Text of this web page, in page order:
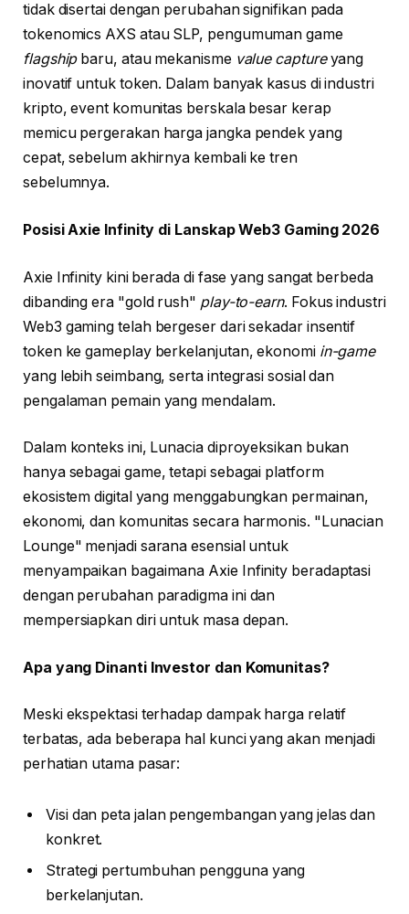
tidak disertai dengan perubahan signifikan pada
tokenomics AXS atau SLP, pengumuman game
flagshipbaru, atau mekanisme value captureyang
inovatif untuk token. Dalam banyak kasus di industri
kripto, event komunitas berskala besar kerap
memicu pergerakan harga jangka pendek yang
cepat, sebelum akhirnya kembali ke tren
sebelumnya.
Posisi Axie Infinity di Lanskap Web3 Gaming 2026
Axie Infinity kini berada di fase yang sangat berbeda
dibanding era "gold rush" play-to-earn. Fokus industri
Web3 gaming telah bergeser dari sekadar insentif
token ke gameplay berkelanjutan, ekonomi in-game
yang lebih seimbang, serta integrasi sosial dan
pengalaman pemain yang mendalam.
Dalam konteks ini, Lunacia diproyeksikan bukan
hanya sebagai game, tetapi sebagai platform
ekosistem digital yang menggabungkan permainan,
ekonomi, dan komunitas secara harmonis. "Lunacian
Lounge" menjadi sarana esensial untuk
menyampaikan bagaimana Axie Infinity beradaptasi
dengan perubahan paradigma ini dan
mempersiapkan diri untuk masa depan.
Apa yang Dinanti Investor dan Komunitas?
Meski ekspektasi terhadap dampak harga relatif
terbatas, ada beberapa hal kunci yang akan menjadi
perhatian utama pasar:
Visi dan peta jalan pengembangan yang jelas dan
konkret.
Strategi pertumbuhan pengguna yang
berkelanjutan.